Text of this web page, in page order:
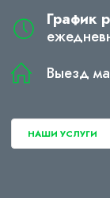
График
Выезд
НАШИ УСЛУГИ